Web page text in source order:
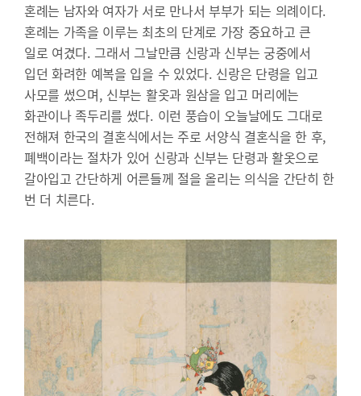
혼례는 남자와 여자가 서로 만나서 부부가 되는 의례이다.
혼례는 가족을 이루는 최초의 단계로 가장 중요하고 큰
일로 여겼다. 그래서 그날만큼 신랑과 신부는 궁중에서
입던 화려한 예복을 입을 수 있었다. 신랑은 단령을 입고
사모를 썼으며, 신부는 활옷과 원삼을 입고 머리에는
화관이나 족두리를 썼다. 이런 풍습이 오늘날에도 그대로
전해져 한국의 결혼식에서는 주로 서양식 결혼식을 한 후,
폐백이라는 절차가 있어 신랑과 신부는 단령과 활옷으로
갈아입고 간단하게 어른들께 절을 올리는 의식을 간단히 한
번 더 치른다.